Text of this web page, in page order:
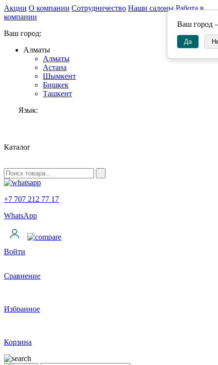
Ваш
Да
Акции О компании Сотрудничество Наши салоны Работа в
компании
Ваш город:
Алматы
Алматы
Астана
Шымкент
Бишкек
Ташкент
Язык:
Каталог
+7 707 212 77 17
WhatsApp
Войти
Сравнение
Избранное
Корзина